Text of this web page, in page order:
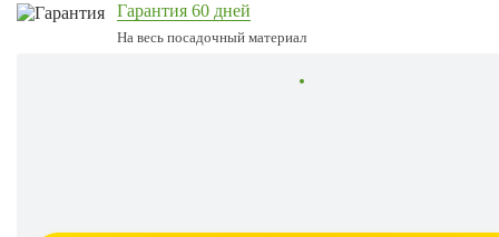
Гарантия 60 дней
На весь посадочный материал